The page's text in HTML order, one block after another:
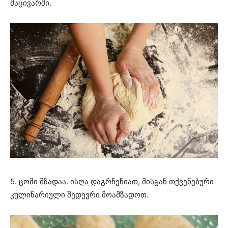
მაცივარში.
5. ცომი მზადაა. ისღა დაგრჩენიათ, მისგან თქვენებური
კულინარიული შედევრი მოამზადოთ.